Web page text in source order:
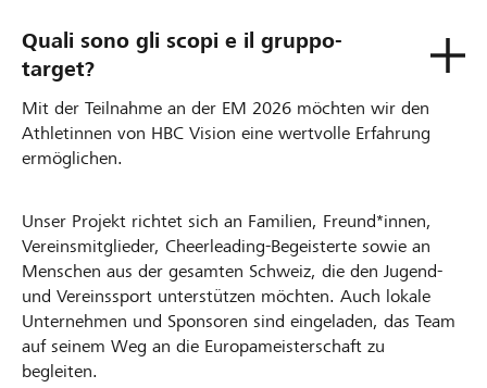
Quali sono gli scopi e il gruppo-
target?
Mit der Teilnahme an der EM 2026 möchten wir den
Athletinnen von HBC Vision eine wertvolle Erfahrung
ermöglichen.
Unser Projekt richtet sich an Familien, Freund*innen,
Vereinsmitglieder, Cheerleading-Begeisterte sowie an
Menschen aus der gesamten Schweiz, die den Jugend-
und Vereinssport unterstützen möchten. Auch lokale
Unternehmen und Sponsoren sind eingeladen, das Team
auf seinem Weg an die Europameisterschaft zu
begleiten.